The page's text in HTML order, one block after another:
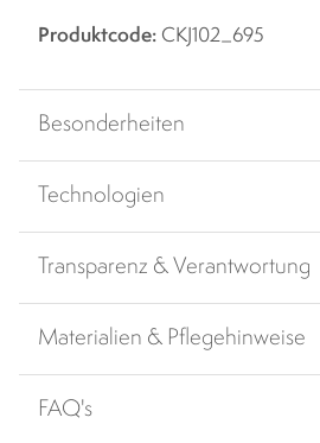
Produktcode: CKJ102_695
Besonderheiten
Technologien
Transparenz & Verantwortung
Materialien & Pflegehinweise
FAQ's